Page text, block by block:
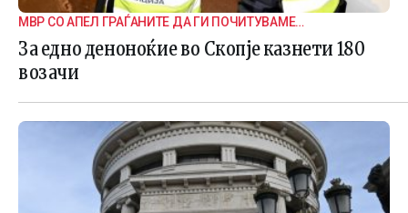
МВР СО АПЕЛ ГРАЃАНИТЕ ДА ГИ ПОЧИТУВАМЕ
СООБРАЌАЈНИТЕ ПРАВИЛА
За едно деноноќие во Скопје казнети 180
возачи